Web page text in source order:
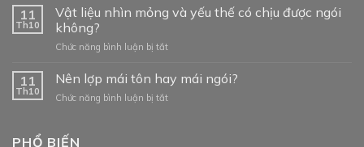
nào?
thành
khung
thép
trọng
lượng
nhẹ
11
Th10
Vật liệu nhìn mỏng và yếu thế có chịu được ngói
không?
Chức năng bình luận bị tắtở
nhìn
mỏng
11
Th10
Nên lợp mái tôn hay mái ngói?
Chức năng bình luận bị tắtở
PHỔ BIẾN